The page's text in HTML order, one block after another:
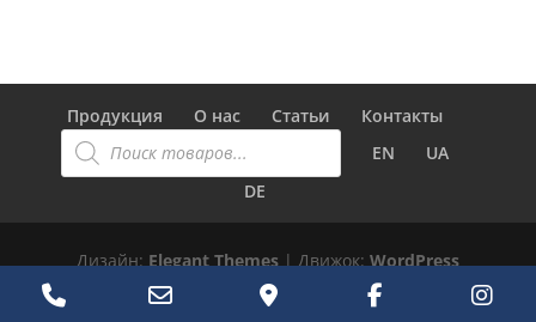
Продукция О нас Статьи
Контакты
Поиск
товаров EN
UA
DE
Дизайн: Elegant Themes| Движок: WordPress
Facebook